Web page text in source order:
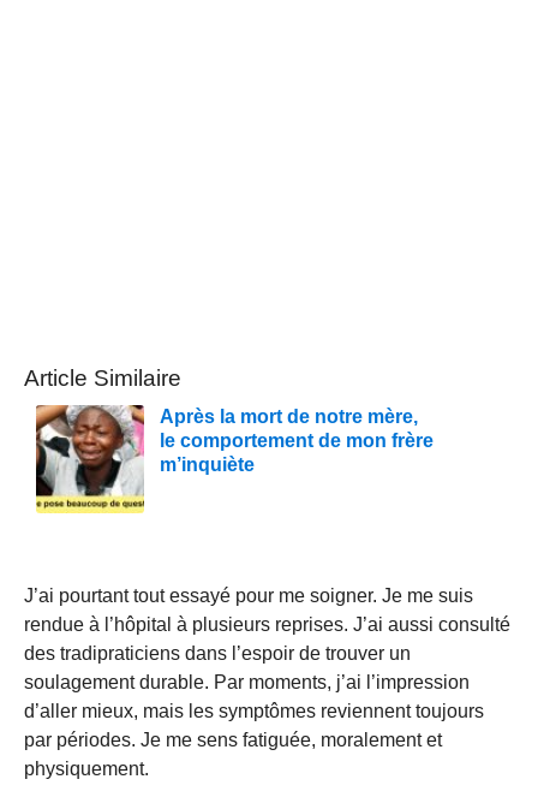
Article Similaire
Après la mort de notre mère,
le comportement de mon frère
m’inquiète
J’ai pourtant tout essayé pour me soigner. Je me suis
rendue à l’hôpital à plusieurs reprises. J’ai aussi consulté
des tradipraticiens dans l’espoir de trouver un
soulagement durable. Par moments, j’ai l’impression
d’aller mieux, mais les symptômes reviennent toujours
par périodes. Je me sens fatiguée, moralement et
physiquement.